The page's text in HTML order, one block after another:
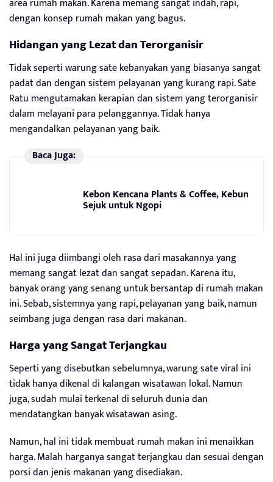
area rumah makan. Karena memang sangat indah, rapi,
dengan konsep rumah makan yang bagus.
Hidangan yang Lezat dan Terorganisir
Tidak seperti warung sate kebanyakan yang biasanya sangat
padat dan dengan sistem pelayanan yang kurang rapi. Sate
Ratu mengutamakan kerapian dan sistem yang terorganisir
dalam melayani para pelanggannya. Tidak hanya
mengandalkan pelayanan yang baik.
Baca Juga:
Kebon Kencana Plants & Coffee, Kebun
Sejuk untuk Ngopi
Hal ini juga diimbangi oleh rasa dari masakannya yang
memang sangat lezat dan sangat sepadan. Karena itu,
banyak orang yang senang untuk bersantap di rumah makan
ini. Sebab, sistemnya yang rapi, pelayanan yang baik, namun
seimbang juga dengan rasa dari makanan.
Harga yang Sangat Terjangkau
Seperti yang disebutkan sebelumnya, warung sate viral ini
tidak hanya dikenal di kalangan wisatawan lokal. Namun
juga, sudah mulai terkenal di seluruh dunia dan
mendatangkan banyak wisatawan asing.
Namun, hal ini tidak membuat rumah makan ini menaikkan
harga. Malah harganya sangat terjangkau dan sesuai dengan
porsi dan jenis makanan yang disediakan.